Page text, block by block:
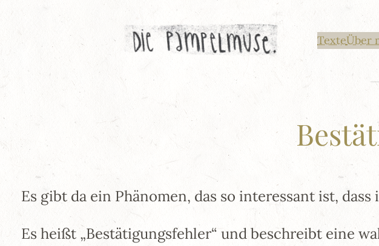
Zum
Inhalt
TexteÜber
Es gibt da ein Phänomen, das so interessant ist,
Es heißt „Bestätigungsfehler“ und beschreibt eine